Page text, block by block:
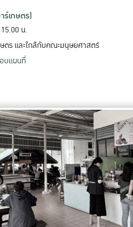
ร์เกษตร)
น.
ตร และใกล้กับคณะมนุษยศาสตร์
บแผนที่